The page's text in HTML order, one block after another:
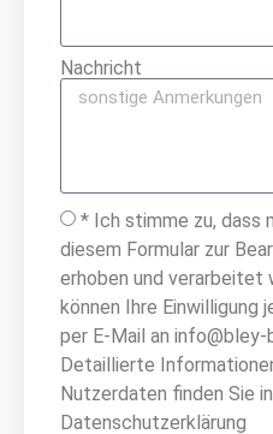
Nachricht
* Ich stimme zu, dass
diesem Formular zur
erhoben und verarbeitet
können Ihre
per E-Mail an
Detaillierte
Nutzerdaten finden Sie
Datenschutzerklärung